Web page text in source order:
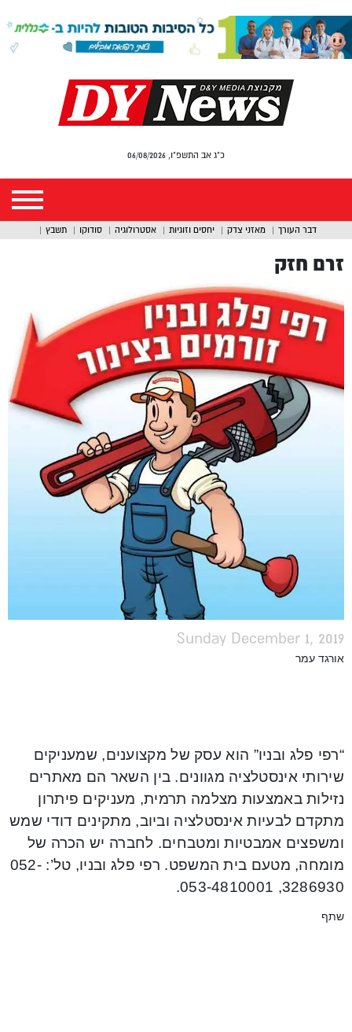
כ"ג אב התשפ"ו, 06/08/2026
דבר העורך מאזני צדק יחסים וזוגיות אסטרולוגיה סודוקו תשבץ
זרם חזק
Sunday December 1, 2019
אורגד עמר
“רפי פלג ובניו” הוא עסק של מקצוענים, שמעניקים
שירותי אינסטלציה מגוונים. בין השאר הם מאתרים
נזילות באמצעות מצלמה תרמית, מעניקים פיתרון
מתקדם לבעיות אינסטלציה וביוב, מתקינים דודי שמש
ומשפצים אמבטיות ומטבחים. לחברה יש הכרה של
מומחה, מטעם בית המשפט. רפי פלג ובניו, טל’: 052-
3286930, 053-4810001.
שתף